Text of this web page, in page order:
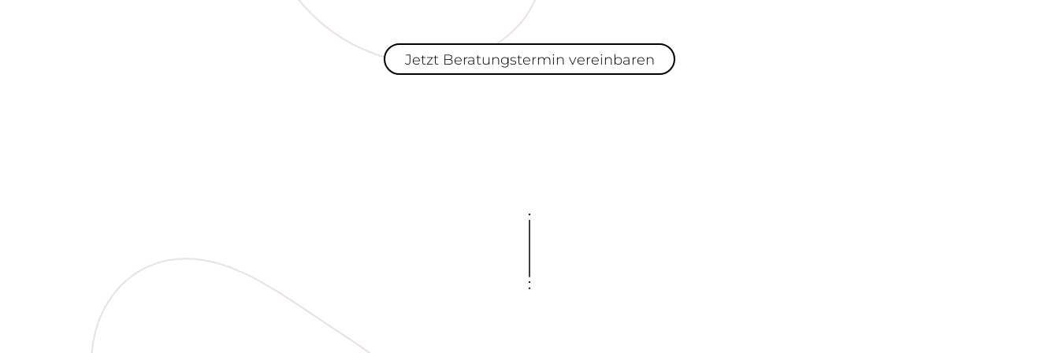
Jetzt Beratungstermin vereinbaren